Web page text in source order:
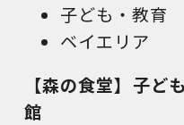
子ども・教育
ベイエリア
【森の食堂】子ど
館